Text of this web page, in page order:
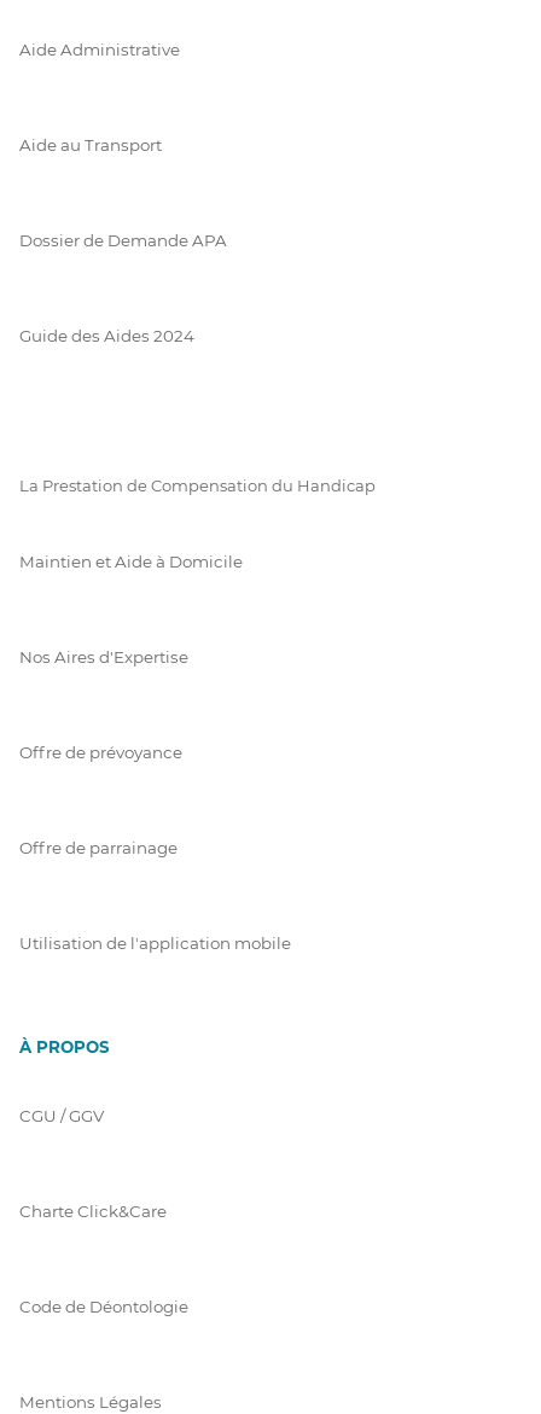
Aide Administrative
Aide au Transport
Dossier de Demande APA
Guide des Aides 2024
La Prestation de Compensation du Handicap
Maintien et Aide à Domicile
Nos Aires d'Expertise
Offre de prévoyance
Offre de parrainage
Utilisation de l'application mobile
À PROPOS
CGU / GGV
Charte Click&Care
Code de Déontologie
Mentions Légales